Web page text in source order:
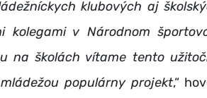
klubových aj
kolegami v Národnom
na školách vítame tento
populárny projekt,“